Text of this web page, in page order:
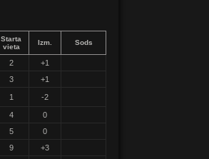
Starta
vieta
Izm. Sods
2
+1
3 +1
1 -2
4
0
5
0
9
+3